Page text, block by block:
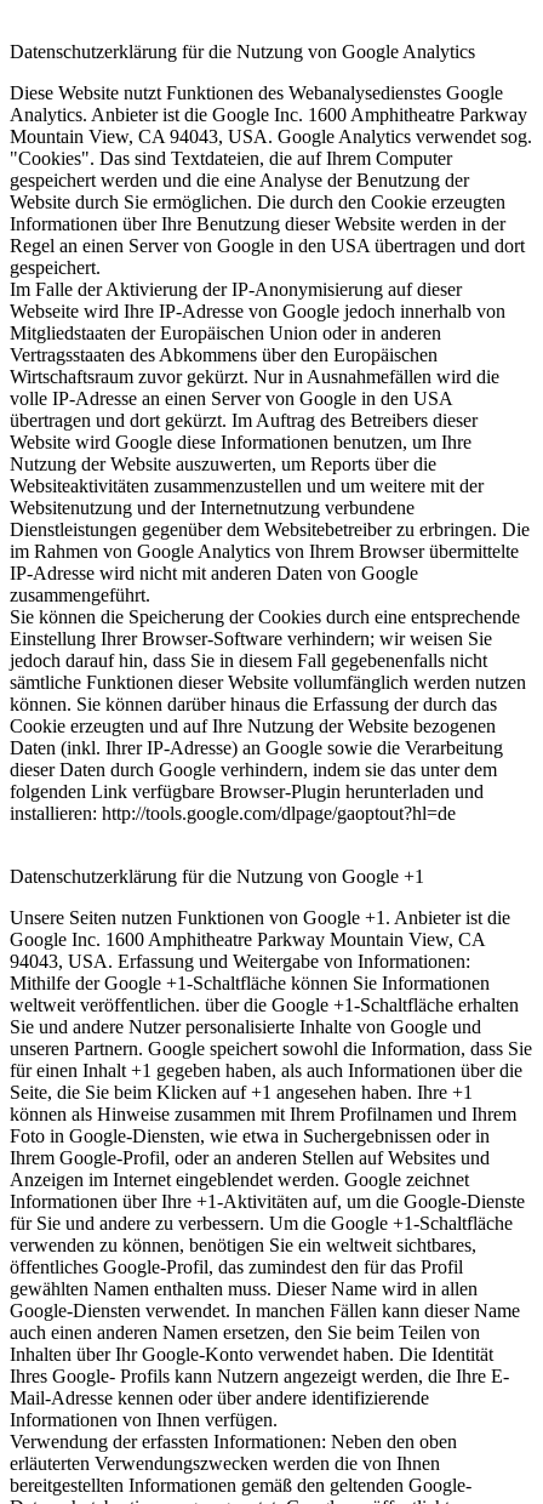
Datenschutzerklärung für die Nutzung von Google Analytics
Diese Website nutzt Funktionen des Webanalysedienstes Google
Analytics. Anbieter ist die Google Inc. 1600 Amphitheatre Parkway
Mountain View, CA 94043, USA. Google Analytics verwendet sog.
"Cookies". Das sind Textdateien, die auf Ihrem Computer
gespeichert werden und die eine Analyse der Benutzung der
Website durch Sie ermöglichen. Die durch den Cookie erzeugten
Informationen über Ihre Benutzung dieser Website werden in der
Regel an einen Server von Google in den USA übertragen und dort
gespeichert.
Im Falle der Aktivierung der IP-Anonymisierung auf dieser
Webseite wird Ihre IP-Adresse von Google jedoch innerhalb von
Mitgliedstaaten der Europäischen Union oder in anderen
Vertragsstaaten des Abkommens über den Europäischen
Wirtschaftsraum zuvor gekürzt. Nur in Ausnahmefällen wird die
volle IP-Adresse an einen Server von Google in den USA
übertragen und dort gekürzt. Im Auftrag des Betreibers dieser
Website wird Google diese Informationen benutzen, um Ihre
Nutzung der Website auszuwerten, um Reports über die
Websiteaktivitäten zusammenzustellen und um weitere mit der
Websitenutzung und der Internetnutzung verbundene
Dienstleistungen gegenüber dem Websitebetreiber zu erbringen. Die
im Rahmen von Google Analytics von Ihrem Browser übermittelte
IP-Adresse wird nicht mit anderen Daten von Google
zusammengeführt.
Sie können die Speicherung der Cookies durch eine entsprechende
Einstellung Ihrer Browser-Software verhindern; wir weisen Sie
jedoch darauf hin, dass Sie in diesem Fall gegebenenfalls nicht
sämtliche Funktionen dieser Website vollumfänglich werden nutzen
können. Sie können darüber hinaus die Erfassung der durch das
Cookie erzeugten und auf Ihre Nutzung der Website bezogenen
Daten (inkl. Ihrer IP-Adresse) an Google sowie die Verarbeitung
dieser Daten durch Google verhindern, indem sie das unter dem
folgenden Link verfügbare Browser-Plugin herunterladen und
installieren: http://tools.google.com/dlpage/gaoptout?hl=de
Datenschutzerklärung für die Nutzung von Google +1
Unsere Seiten nutzen Funktionen von Google +1. Anbieter ist die
Google Inc. 1600 Amphitheatre Parkway Mountain View, CA
94043, USA. Erfassung und Weitergabe von Informationen:
Mithilfe der Google +1-Schaltfläche können Sie Informationen
weltweit veröffentlichen. über die Google +1-Schaltfläche erhalten
Sie und andere Nutzer personalisierte Inhalte von Google und
unseren Partnern. Google speichert sowohl die Information, dass Sie
für einen Inhalt +1 gegeben haben, als auch Informationen über die
Seite, die Sie beim Klicken auf +1 angesehen haben. Ihre +1
können als Hinweise zusammen mit Ihrem Profilnamen und Ihrem
Foto in Google-Diensten, wie etwa in Suchergebnissen oder in
Ihrem Google-Profil, oder an anderen Stellen auf Websites und
Anzeigen im Internet eingeblendet werden. Google zeichnet
Informationen über Ihre +1-Aktivitäten auf, um die Google-Dienste
für Sie und andere zu verbessern. Um die Google +1-Schaltfläche
verwenden zu können, benötigen Sie ein weltweit sichtbares,
öffentliches Google-Profil, das zumindest den für das Profil
gewählten Namen enthalten muss. Dieser Name wird in allen
Google-Diensten verwendet. In manchen Fällen kann dieser Name
auch einen anderen Namen ersetzen, den Sie beim Teilen von
Inhalten über Ihr Google-Konto verwendet haben. Die Identität
Ihres Google- Profils kann Nutzern angezeigt werden, die Ihre E-
Mail-Adresse kennen oder über andere identifizierende
Informationen von Ihnen verfügen.
Verwendung der erfassten Informationen: Neben den oben
erläuterten Verwendungszwecken werden die von Ihnen
bereitgestellten Informationen gemäß den geltenden Google-